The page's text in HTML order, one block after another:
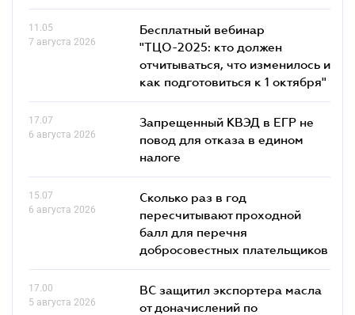
11.05
7 августа 2026
Бесплатный вебинар
"ТЦО-2025: кто должен
отчитываться, что изменилось и
как подготовиться к 1 октября"
17.07
6 августа 2026
Запрещенный КВЭД в ЕГР не
повод для отказа в едином
налоге
15.07
6 августа 2026
Сколько раз в год
пересчитывают проходной
балл для перечня
добросовестных плательщиков
17.00
5 августа 2026
ВС защитил экспортера масла
от доначислений по